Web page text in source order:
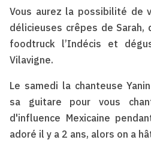
Vous aurez la possibilité de
délicieuses crêpes de Sarah,
foodtruck l’Indécis et
Vilavigne.
Le samedi la chanteuse
sa guitare pour vous
d'influence Mexicaine
adoré il y a 2 ans, alors on a